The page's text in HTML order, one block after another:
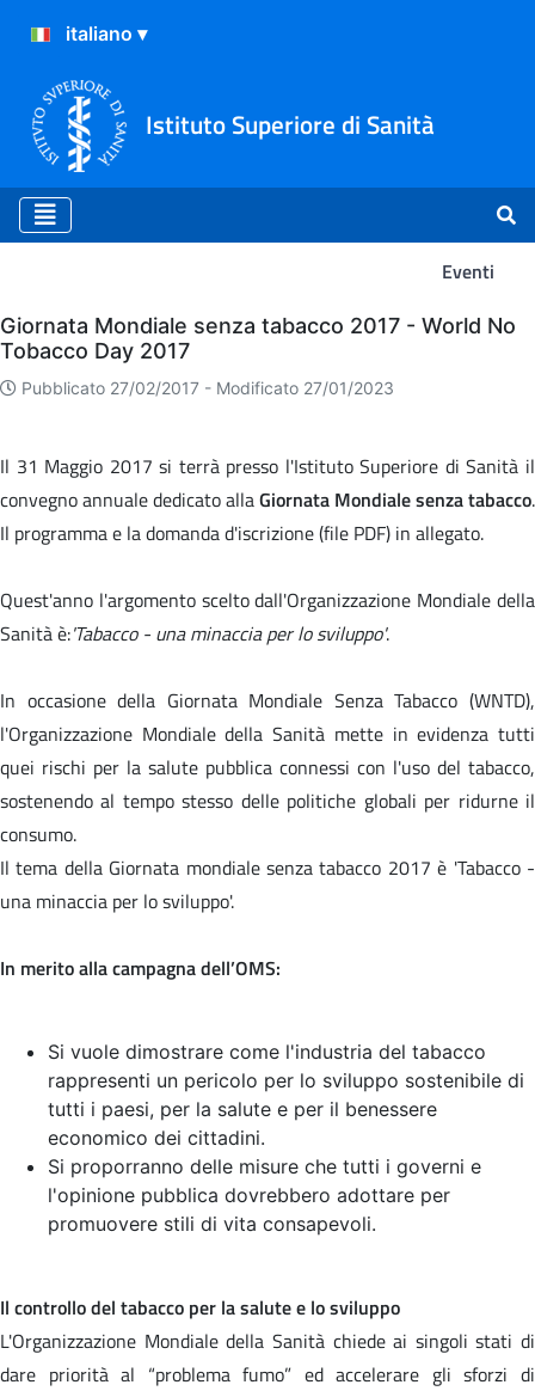
Istituto Superiore di Sanità
Eventi
Eventi
Giornata Mondiale senza tabacco 2017 - World No
Tobacco Day 2017
Pubblicato 27/02/2017 - Modificato 27/01/2023
Il 31 Maggio 2017 si terrà presso l'Istituto Superiore di Sanità il
convegno annuale dedicato allaGiornata Mondiale senza tabacco.
Il programma e la domanda d'iscrizione (file PDF) in allegato.
Quest'anno l'argomento scelto dall'Organizzazione Mondiale della
Sanità è:'Tabacco - una minaccia per lo sviluppo'.
In occasione della Giornata Mondiale Senza Tabacco (WNTD),
l'Organizzazione Mondiale della Sanità mette in evidenza tutti
quei rischi per la salute pubblica connessi con l'uso del tabacco,
sostenendo al tempo stesso delle politiche globali per ridurne il
consumo.
Il tema della Giornata mondiale senza tabacco 2017 è 'Tabacco -
una minaccia per lo sviluppo'.
In merito alla campagna dell’OMS:
Si vuole dimostrare come l'industria del tabacco
rappresenti un pericolo per lo sviluppo sostenibile di
tutti i paesi, per la salute e per il benessere
economico dei cittadini.
Si proporranno delle misure che tutti i governi e
l'opinione pubblica dovrebbero adottare per
promuovere stili di vita consapevoli.
Il controllo del tabacco per la salute e lo sviluppo
L'Organizzazione Mondiale della Sanità chiede ai singoli stati di
dare priorità al “problema fumo” ed accelerare gli sforzi di